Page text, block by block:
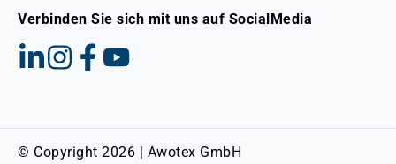
Verbinden Sie sich mit uns auf SocialMedia
© Copyright 2026 | Awotex GmbH